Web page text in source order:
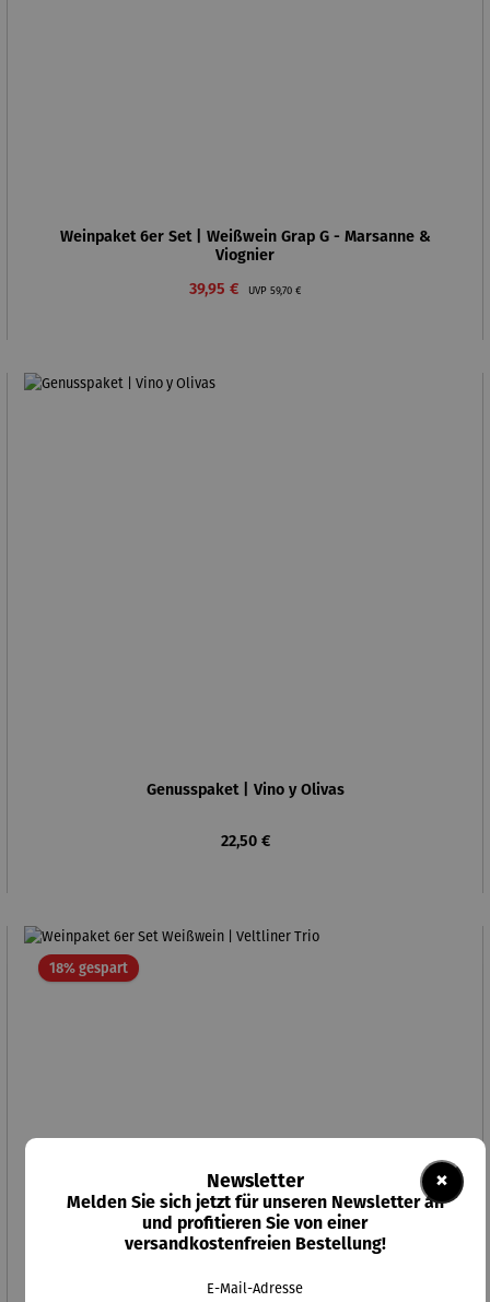
Weinpaket 6er Set | Weißwein Grap G - Marsanne &
Viognier
Verkaufspreis:
39,95 € UVP Regulärer Preis:
59,70 €
Genusspaket | Vino y Olivas
Regulärer Preis:
22,50 €
18% gespartRabatt
×
Newsletter
Melden Sie sich jetzt für unseren Newsletter an
und profitieren Sie von einer
versandkostenfreien Bestellung!
E-Mail-Adresse